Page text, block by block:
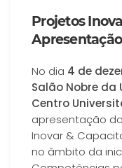
Projetos
No dia 4 de
Salão Nobre da
Centro
apresentação
Inovar &
no âmbito da